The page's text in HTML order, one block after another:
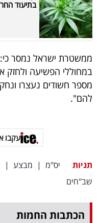
בתיעוד
ממשטרת ישראל נמסר כי:
במחוללי הפשיעה ולחזק
מספר חשודים נעצרו
להם".
עקבו
תגיות יס"מ | מבצע |
שב"חים
הכתבות החמות